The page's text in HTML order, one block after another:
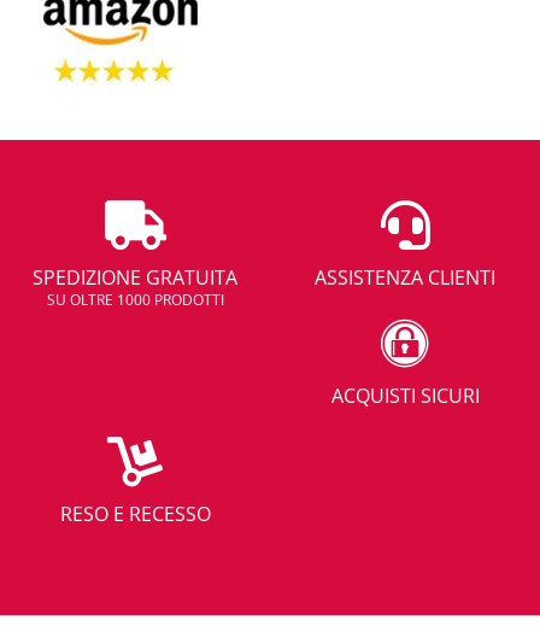
SPEDIZIONE GRATUITA
SU OLTRE 1000 PRODOTTI
ASSISTENZA CLIENTI
ACQUISTI SICURI
RESO E RECESSO